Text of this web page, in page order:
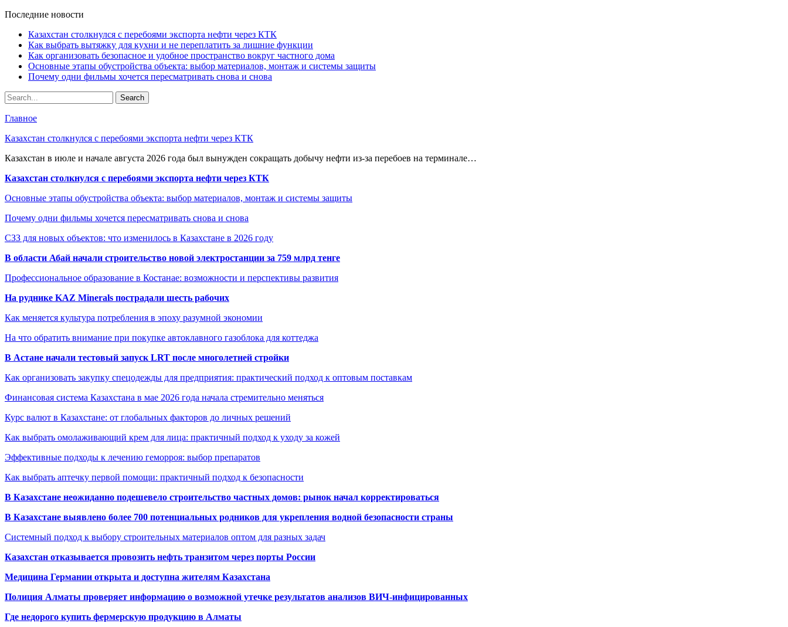
Последние новости
Казахстан столкнулся с перебоями экспорта нефти через КТК
Как выбрать вытяжку для кухни и не переплатить за лишние функции
Как организовать безопасное и удобное пространство вокруг частного дома
Основные этапы обустройства объекта: выбор материалов, монтаж и системы защиты
Почему одни фильмы хочется пересматривать снова и снова
Главное
Казахстан столкнулся с перебоями экспорта нефти через КТК
Казахстан в июле и начале августа 2026 года был вынужден сокращать добычу нефти из-за перебоев на терминале…
Казахстан столкнулся с перебоями экспорта нефти через КТК
Основные этапы обустройства объекта: выбор материалов, монтаж и системы защиты
Почему одни фильмы хочется пересматривать снова и снова
СЗЗ для новых объектов: что изменилось в Казахстане в 2026 году
В области Абай начали строительство новой электростанции за 759 млрд тенге
Профессиональное образование в Костанае: возможности и перспективы развития
На руднике KAZ Minerals пострадали шесть рабочих
Как меняется культура потребления в эпоху разумной экономии
На что обратить внимание при покупке автоклавного газоблока для коттеджа
В Астане начали тестовый запуск LRT после многолетней стройки
Как организовать закупку спецодежды для предприятия: практический подход к оптовым поставкам
Финансовая система Казахстана в мае 2026 года начала стремительно меняться
Курс валют в Казахстане: от глобальных факторов до личных решений
Как выбрать омолаживающий крем для лица: практичный подход к уходу за кожей
Эффективные подходы к лечению геморроя: выбор препаратов
Как выбрать аптечку первой помощи: практичный подход к безопасности
В Казахстане неожиданно подешевело строительство частных домов: рынок начал корректироваться
В Казахстане выявлено более 700 потенциальных родников для укрепления водной безопасности страны
Системный подход к выбору строительных материалов оптом для разных задач
Казахстан отказывается провозить нефть транзитом через порты России
Медицина Германии открыта и доступна жителям Казахстана
Полиция Алматы проверяет информацию о возможной утечке результатов анализов ВИЧ-инфицированных
Где недорого купить фермерскую продукцию в Алматы